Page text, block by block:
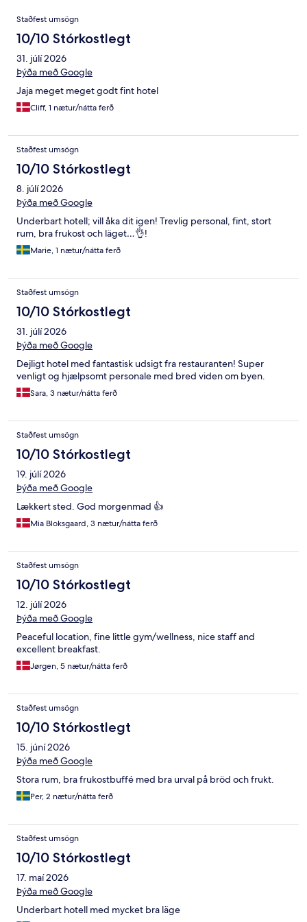
Umsagnir
Staðfest umsögn
10/10 Stórkostlegt
31. júlí 2026
Þýða með Google
Jaja meget meget godt fint hotel
Cliff, 1 nætur/nátta ferð
Staðfest umsögn
10/10 Stórkostlegt
8. júlí 2026
Þýða með Google
Underbart hotell; vill åka dit igen! Trevlig personal, fint, stort
rum, bra frukost och läget…👌!
Marie, 1 nætur/nátta ferð
Staðfest umsögn
10/10 Stórkostlegt
31. júlí 2026
Þýða með Google
Dejligt hotel med fantastisk udsigt fra restauranten! Super
venligt og hjælpsomt personale med bred viden om byen.
Sara, 3 nætur/nátta ferð
Staðfest umsögn
10/10 Stórkostlegt
19. júlí 2026
Þýða með Google
Lækkert sted. God morgenmad 👍
Mia Bloksgaard, 3 nætur/nátta ferð
Staðfest umsögn
10/10 Stórkostlegt
12. júlí 2026
Þýða með Google
Peaceful location, fine little gym/wellness, nice staff and
excellent breakfast.
Jørgen, 5 nætur/nátta ferð
Staðfest umsögn
10/10 Stórkostlegt
15. júní 2026
Þýða með Google
Stora rum, bra frukostbuffé med bra urval på bröd och frukt.
Per, 2 nætur/nátta ferð
Staðfest umsögn
10/10 Stórkostlegt
17. maí 2026
Þýða með Google
Underbart hotell med mycket bra läge